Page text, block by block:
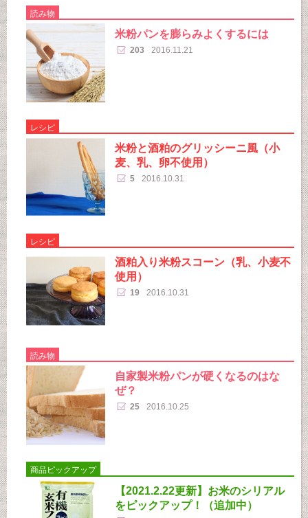
読み物
米粉パンを膨らみよくするには
203 2016.11.21
レシピ
米粉と酒粕のグリッシーニ風（小
麦、乳、卵不使用）
5 2016.10.31
レシピ
酒粕入り米粉スコーン（乳、小麦不
使用）
19 2016.10.31
読み物
自家製米粉パンが硬くなるのはな
ぜ？
25 2016.10.25
商品ピックアップ
【2021.2.22更新】お米のシリアル
をピックアップ！（追加中）